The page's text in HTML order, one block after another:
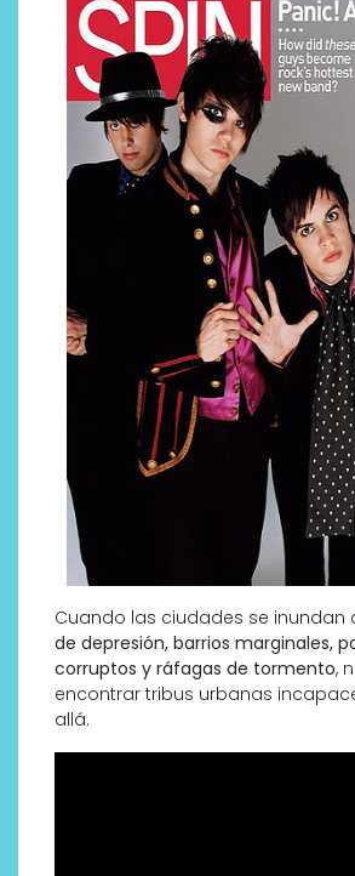
Cuando las ciudades se inundan
de depresión, barrios marginales,
corruptos y ráfagas de tormento,
encontrar tribus urbanas
allá.